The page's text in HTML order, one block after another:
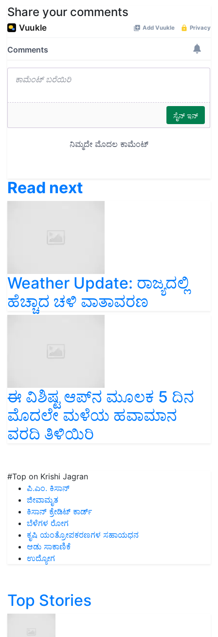
Share your comments
Read next
Weather Update: ರಾಜ್ಯದಲ್ಲಿ
ಹೆಚ್ಚಾದ ಚಳಿ ವಾತಾವರಣ
ಈ ವಿಶಿಷ್ಟ ಆಪ್‌ನ ಮೂಲಕ 5 ದಿನ
ಮೊದಲೇ ಮಳೆಯ ಹವಾಮಾನ
ವರದಿ ತಿಳಿಯಿರಿ
#Top on Krishi Jagran
ಪಿ.ಎಂ. ಕಿಸಾನ್
ಜೀವಾಮೃತ
ಕಿಸಾನ್ ಕ್ರೇಡಿಟ್ ಕಾರ್ಡ್
ಬೆಳೆಗಳ ರೋಗ
ಕೃಷಿ ಯಂತ್ರೋಪಕರಣಗಳ ಸಹಾಯಧನ
ಆಡು ಸಾಕಾಣಿಕೆ
ಉದ್ಯೋಗ
Top Stories